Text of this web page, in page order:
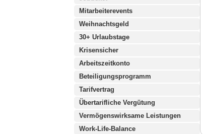
Mitarbeiterevents
Weihnachtsgeld
30+ Urlaubstage
Krisensicher
Arbeitszeitkonto
Beteiligungsprogramm
Tarifvertrag
Übertarifliche Vergütung
Vermögenswirksame Leistungen
Work-Life-Balance